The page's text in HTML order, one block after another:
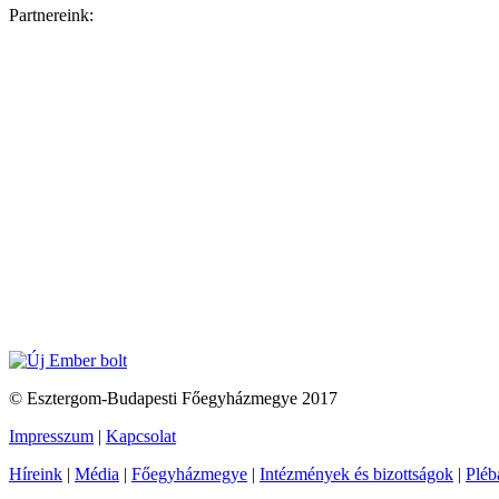
Partnereink:
© Esztergom-Budapesti Főegyházmegye 2017
Impresszum | Kapcsolat
Híreink | Média | Főegyházmegye | Intézmények és bizottságok |